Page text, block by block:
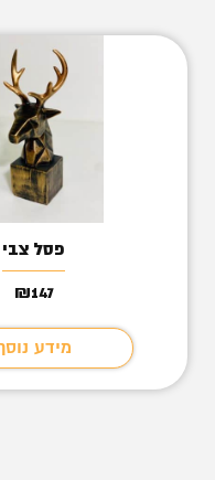
פסל צבי
₪147
מידע